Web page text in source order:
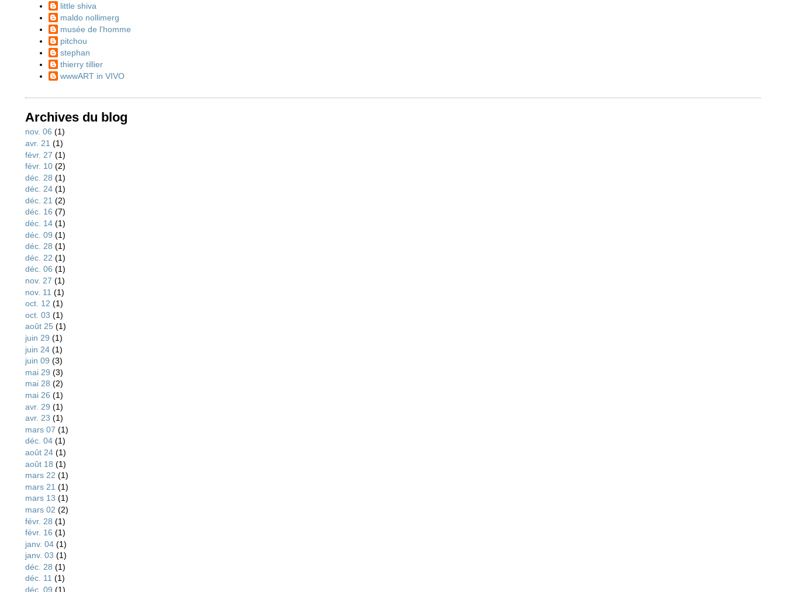
little shiva
maldo nollimerg
musée de l'homme
pitchou
stephan
thierry tillier
wwwART in VIVO
Archives du blog
nov. 06 (1)
avr. 21 (1)
févr. 27 (1)
févr. 10 (2)
déc. 28 (1)
déc. 24 (1)
déc. 21 (2)
déc. 16 (7)
déc. 14 (1)
déc. 09 (1)
déc. 28 (1)
déc. 22 (1)
déc. 06 (1)
nov. 27 (1)
nov. 11 (1)
oct. 12 (1)
oct. 03 (1)
août 25 (1)
juin 29 (1)
juin 24 (1)
juin 09 (3)
mai 29 (3)
mai 28 (2)
mai 26 (1)
avr. 29 (1)
avr. 23 (1)
mars 07 (1)
déc. 04 (1)
août 24 (1)
août 18 (1)
mars 22 (1)
mars 21 (1)
mars 13 (1)
mars 02 (2)
févr. 28 (1)
févr. 16 (1)
janv. 04 (1)
janv. 03 (1)
déc. 28 (1)
déc. 11 (1)
déc. 09 (1)